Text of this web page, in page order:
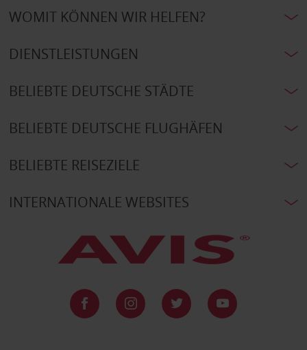
WOMIT KÖNNEN WIR HELFEN?
DIENSTLEISTUNGEN
BELIEBTE DEUTSCHE STÄDTE
BELIEBTE DEUTSCHE FLUGHÄFEN
BELIEBTE REISEZIELE
INTERNATIONALE WEBSITES